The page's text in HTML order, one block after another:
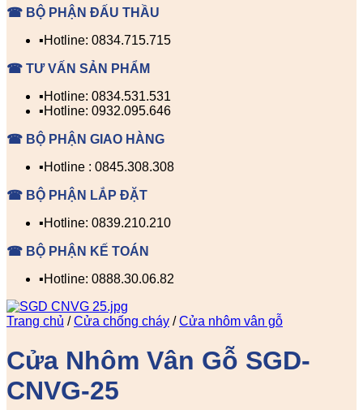
☎ BỘ PHẬN ĐẤU THẦU
▪️Hotline: 0834.715.715
☎ TƯ VẤN SẢN PHẨM
▪️Hotline: 0834.531.531
▪️Hotline: 0932.095.646
☎ BỘ PHẬN GIAO HÀNG
▪️Hotline : 0845.308.308
☎ BỘ PHẬN LẮP ĐẶT
▪️Hotline: 0839.210.210
☎ BỘ PHẬN KẾ TOÁN
▪️Hotline: 0888.30.06.82
Trang chủ / Cửa chống cháy / Cửa nhôm vân gỗ
Cửa Nhôm Vân Gỗ SGD-
CNVG-25